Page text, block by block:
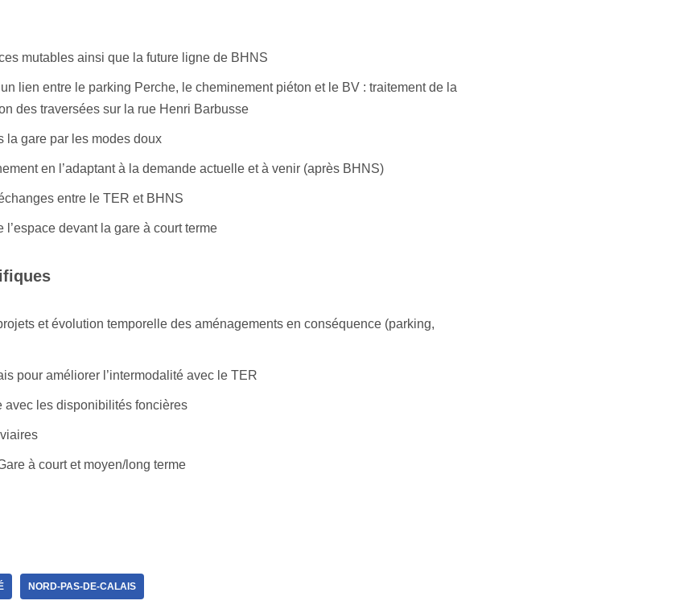
mutables ainsi que la future ligne de BHNS
lien entre le parking Perche, le cheminement piéton et le BV : traitement de la
des traversées sur la rue Henri Barbusse
la gare par les modes doux
en l’adaptant à la demande actuelle et à venir (après BHNS)
entre le TER et BHNS
devant la gare à court terme
et évolution temporelle des aménagements en conséquence (parking,
pour améliorer l’intermodalité avec le TER
avec les disponibilités foncières
à court et moyen/long terme
NORD-PAS-DE-CALAIS